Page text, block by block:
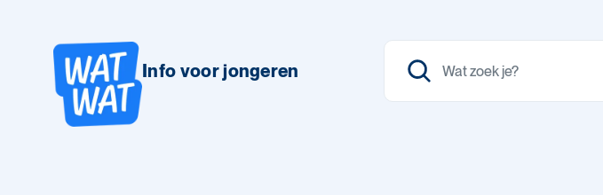
Info voor jongeren